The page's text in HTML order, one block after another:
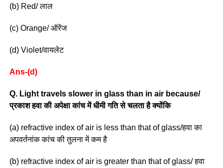
(b) Red/ लाल
(c) Orange/ ऑरेंज
(d) Violet/वायलेट
Ans-(d)
Q. Light travels slower in glass than in air because/
प्रकाश हवा की अपेक्षा कांच में धीमी गति से चलता है क्योंकि
(a) refractive index of air is less than that of glass/हवा का
अपवर्तनांक कांच की तुलना में कम है
(b) refractive index of air is greater than that of glass/ हवा